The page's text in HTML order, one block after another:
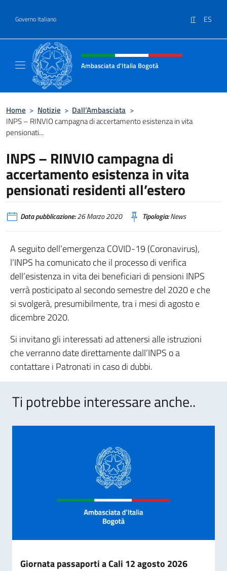
Governo Italiano IT ES
Intestazione sito, social e menù
Ambasciata d'Italia Bogotà
Home > Notizie > Dall’Ambasciata >
INPS – RINVIO campagna di accertamento esistenza in vita
pensionati...
INPS – RINVIO campagna di
accertamento esistenza in vita
pensionati residenti all’estero
Data pubblicazione:26 Marzo 2020 Tipologia:News
A seguito dell’emergenza COVID-19 (Coronavirus),
l’INPS ha comunicato che il processo di verifica
dell’esistenza in vita dei beneficiari di pensioni INPS
verrà posticipato al secondo semestre del 2020 e che
si svolgerà, presumibilmente, tra i mesi di agosto e
dicembre 2020.
Si invitano gli interessati ad attenersi alle istruzioni
che verranno date direttamente dall’INPS o a
contattare i Patronati in caso di dubbi.
Ti potrebbe interessare anche..
Giornata passaporti a Cali 12 agosto 2026